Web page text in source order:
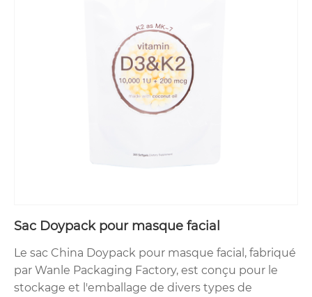
Sac Doypack pour masque facial
Le sac China Doypack pour masque facial, fabriqué
par Wanle Packaging Factory, est conçu pour le
stockage et l'emballage de divers types de